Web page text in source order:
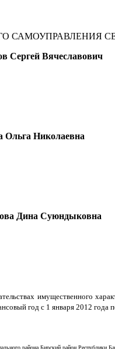
САМОУПРАВЛЕНИЯ
Сергей Вячеславович
Ольга Николаевна
Дина Суюндыковна
имущественного
год с 1 января 2012 года
района Бирский район